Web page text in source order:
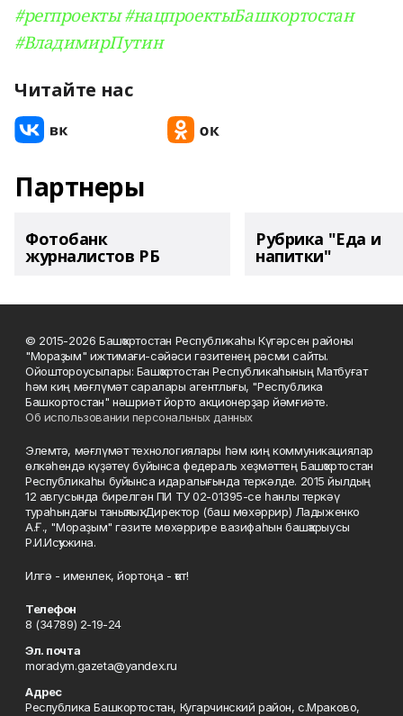
#регпроекты #нацпроектыБашкортостан
#ВладимирПутин
Читайте нас
Партнеры
Фотобанк
журналистов РБ
Рубрика "Еда и
напитки"
© 2015-2026 Башҡортостан Республикаһы Күгәрсен районы
"Мораҙым" ижтимағи-сәйәси гәзитенең рәсми сайты.
Ойоштороусылары: Башҡортостан Республикаһының Матбуғат
һәм киң мәғлүмәт саралары агентлығы, "Республика
Башкортостан" нәшриәт йорто акционерҙар йәмғиәте.
Об использовании персональных данных
Элемтә, мәғлүмәт технологиялары һәм киң коммуникациялар
өлкәһендә күҙәтеү буйынса федераль хеҙмәттең Башҡортостан
Республикаһы буйынса идаралығында теркәлде. 2015 йылдың
12 авгусында бирелгән ПИ ТУ 02-01395-се һанлы теркәү
тураһындағы таныҡлыҡ. Директор (баш мөхәррир) Ладыженко
А.Ғ., "Мораҙым" гәзите мөхәррире вазифаһын башҡарыусы
Р.И.Исҡужина.
Илгә - именлек, йортоңа - ҡот!
Телефон
8 (34789) 2-19-24
Эл. почта
moradym.gazeta@yandex.ru
Адрес
Республика Башкортостан, Кугарчинский район, с.Мраково,